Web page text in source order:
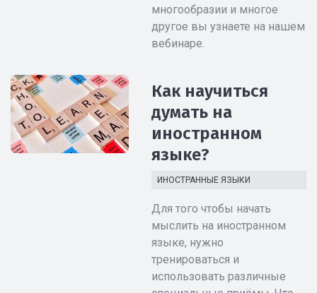
многообразии и многое
другое вы узнаете на нашем
вебинаре.
Как научиться
думать на
иностранном
языке?
ИНОСТРАННЫЕ ЯЗЫКИ
Для того чтобы начать
мыслить на иностранном
языке, нужно
тренироваться и
использовать различные